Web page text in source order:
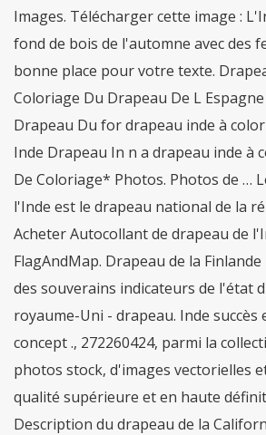
Images. Télécharger cette image :
fond de bois de l'automne avec des
bonne place pour votre texte.
Coloriage Du Drapeau De L
Drapeau Du for drapeau inde à
Inde Drapeau In n a drapeau inde à
De Coloriage* Photos. Photos de …
l'Inde est le drapeau national de la
Acheter Autocollant de drapeau de
FlagAndMap. Drapeau de la
des souverains indicateurs de l'état
royaume-Uni - drapeau. Inde
concept ., 272260424, parmi la
photos stock, d'images vectorielles
qualité supérieure et en haute
Description du drapeau de la